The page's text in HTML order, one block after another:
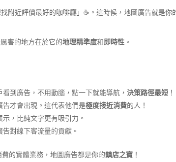
附近評價最好的咖啡廳」☕️。這時候，地圖廣告就是你
害的地方在於它的地理精準度和即時性 。
到廣告，不用動腦，點一下就能導航，決策路徑最短 ！
才會出現。這代表他們是極度接近消費的人！
，比純文字更有吸引力。
對線下客流量的貢獻。
的實體業務，地圖廣告都是你的鎮店之寶 ！